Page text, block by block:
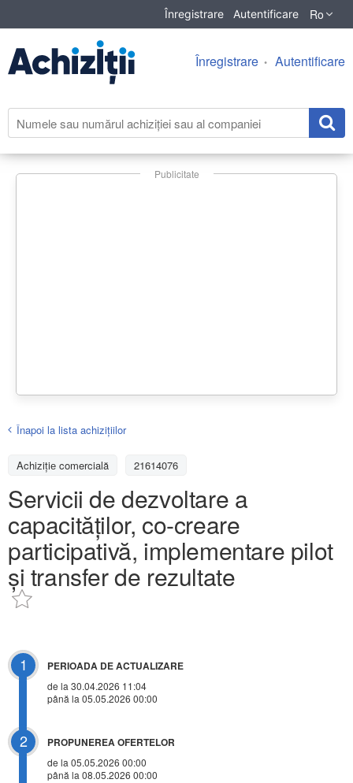
Înregistrare Autentificare Ro
Înregistrare Autentificare
Publicitate
Înapoi la lista achiziţiilor
Achizițiе comercială 21614076
Servicii de dezvoltare a
capacităților, co-creare
participativă, implementare pilot
și transfer de rezultate
1 PERIOADA DE ACTUALIZARE
de la 30.04.2026 11:04
până la 05.05.2026 00:00
2 PROPUNEREA OFERTELOR
de la 05.05.2026 00:00
până la 08.05.2026 00:00